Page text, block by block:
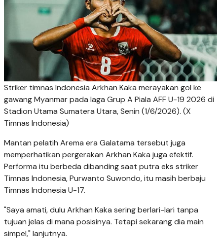
Striker timnas Indonesia Arkhan Kaka merayakan gol ke
gawang Myanmar pada laga Grup A Piala AFF U-19 2026 di
Stadion Utama Sumatera Utara, Senin (1/6/2026). (X
Timnas Indonesia)
Mantan pelatih Arema era Galatama tersebut juga
memperhatikan pergerakan Arkhan Kaka juga efektif.
Performa itu berbeda dibanding saat putra eks striker
Timnas Indonesia, Purwanto Suwondo, itu masih berbaju
Timnas Indonesia U-17.
"Saya amati, dulu Arkhan Kaka sering berlari-lari tanpa
tujuan jelas di mana posisinya. Tetapi sekarang dia main
simpel," lanjutnya.